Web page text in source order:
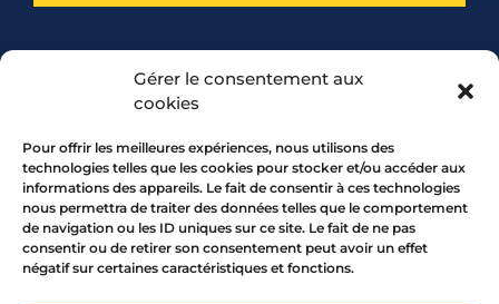
Gérer le consentement aux
cookies
Pour offrir les meilleures expériences, nous utilisons des
technologies telles que les cookies pour stocker et/ou accéder aux
informations des appareils. Le fait de consentir à ces technologies
nous permettra de traiter des données telles que le comportement
de navigation ou les ID uniques sur ce site. Le fait de ne pas
consentir ou de retirer son consentement peut avoir un effet
négatif sur certaines caractéristiques et fonctions.